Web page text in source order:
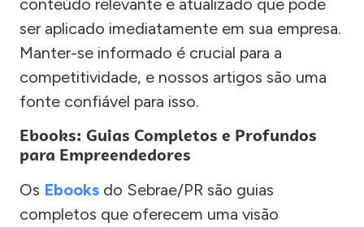
conteúdo relevante e atualizado que pode
ser aplicado imediatamente em sua empresa.
Manter-se informado é crucial para a
competitividade, e nossos artigos são uma
fonte confiável para isso.
Ebooks: Guias Completos e Profundos
para Empreendedores
Os Ebooks do Sebrae/PR são guias
completos que oferecem uma visão